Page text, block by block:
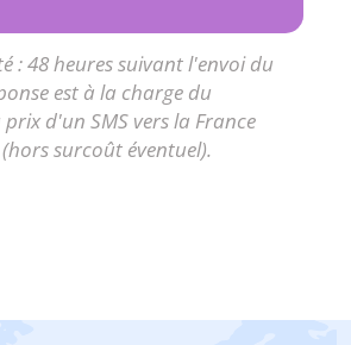
: 48 heures suivant l'envoi du
est à la charge du
d'un SMS vers la France
surcoût éventuel).